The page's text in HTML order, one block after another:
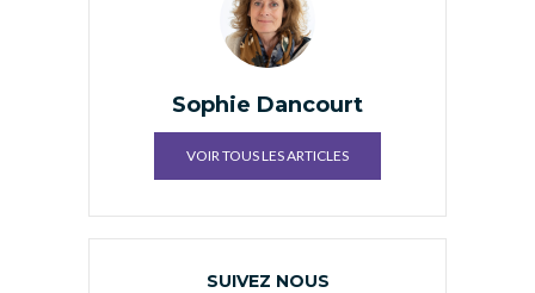
Sophie Dancourt
VOIR TOUS LES ARTICLES
SUIVEZ NOUS